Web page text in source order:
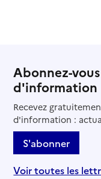
Abonnez-
d'information
Recevez
d'information :
S'abonner
Voir toutes les